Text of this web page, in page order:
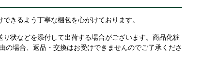
きるよう丁寧な梱包を心がけております。
状などを添付して出荷する場合がございます。商品化粧
場合、返品・交換はお受けできませんのでご了承くださ